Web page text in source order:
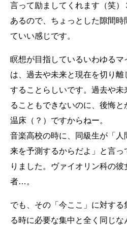
言って励ましてくれます（笑）
あるので、ちょっとした隙間
ていい感じです。
瞑想が目指しているいわゆる
は、過去や未来と現在を切り
することらしいです。過去や
ることもできないのに、後悔
温床（？）ですからねー。
音楽高校の時に、同級生が「
来を予測するからだよ」と言
りました。ヴァイオリン科の
者…。
でも、その「今ここ」に対す
る時に必要な集中と全く同じな